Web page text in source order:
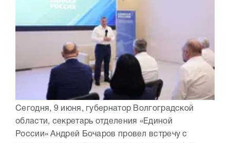
Сегодня, 9 июня, губернатор Волгоградской
области, секретарь отделения «Единой
России» Андрей Бочаров провел встречу с